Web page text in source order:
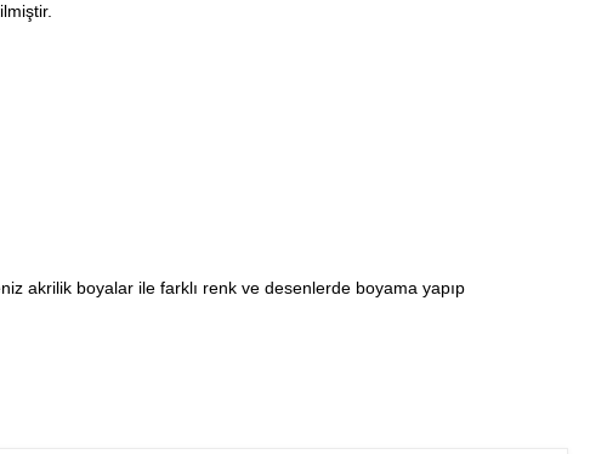
akrilik boyalar ile farklı renk ve desenlerde boyama yapıp